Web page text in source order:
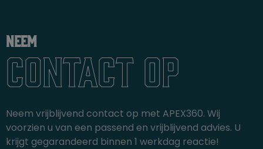
Neem
contact op
Neem vrijblijvend contact op met APEX360. Wij
voorzien u van een passend en vrijblijvend advies. U
krijgt gegarandeerd binnen 1 werkdag reactie!